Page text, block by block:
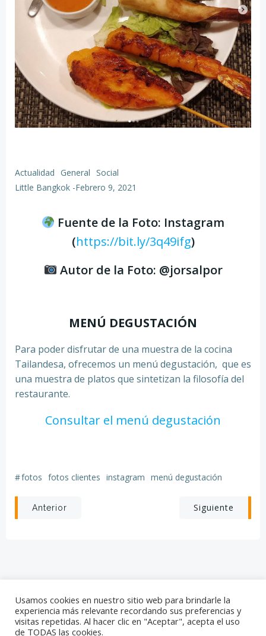
Actualidad General Social
Little Bangkok -Febrero 9, 2021
Fuente de la Foto: Instagram
(https://bit.ly/3q49ifg)
Autor de la Foto: @jorsalpor
MENÚ DEGUSTACIÓN
Para poder disfrutar de una muestra de la cocina
Tailandesa, ofrecemos un menú degustación, que es
una muestra de platos que sintetizan la filosofía del
restaurante.
Consultar el menú degustación
#fotos fotos clientes instagram menú degustación
Navegación
entradas
Anterior
Navegación
entradas
Siguiente
© 2026 Little Bangkok. Created for free using
Usamos cookies en nuestro sitio web para brindarle la
experiencia más relevante recordando sus preferencias y
visitas repetidas. Al hacer clic en "Aceptar", acepta el uso
de TODAS las cookies.